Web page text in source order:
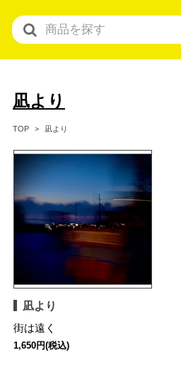
凪より
TOP 凪より
凪より
街は遠く
1,650円(税込)